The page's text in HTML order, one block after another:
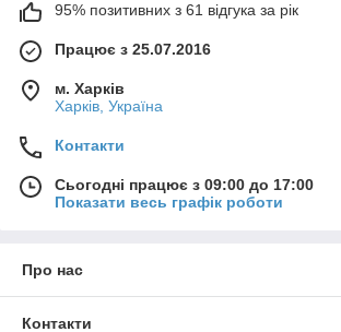
95% позитивних з 61 відгука за рік
Працює з 25.07.2016
м. Харків
Харків, Україна
Контакти
Сьогодні працює з 09:00 до 17:00
Показати весь графік роботи
Про нас
Контакти